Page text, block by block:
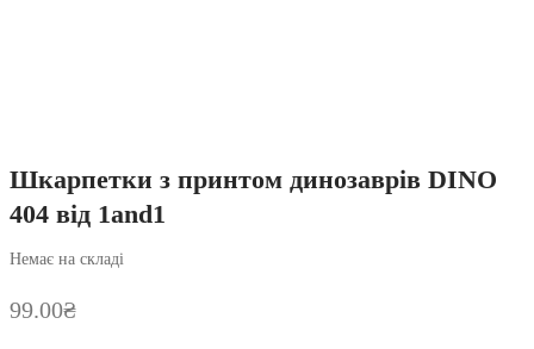
Шкарпетки з принтом динозаврів DINO
404 від 1and1
Немає на складі
99.00₴